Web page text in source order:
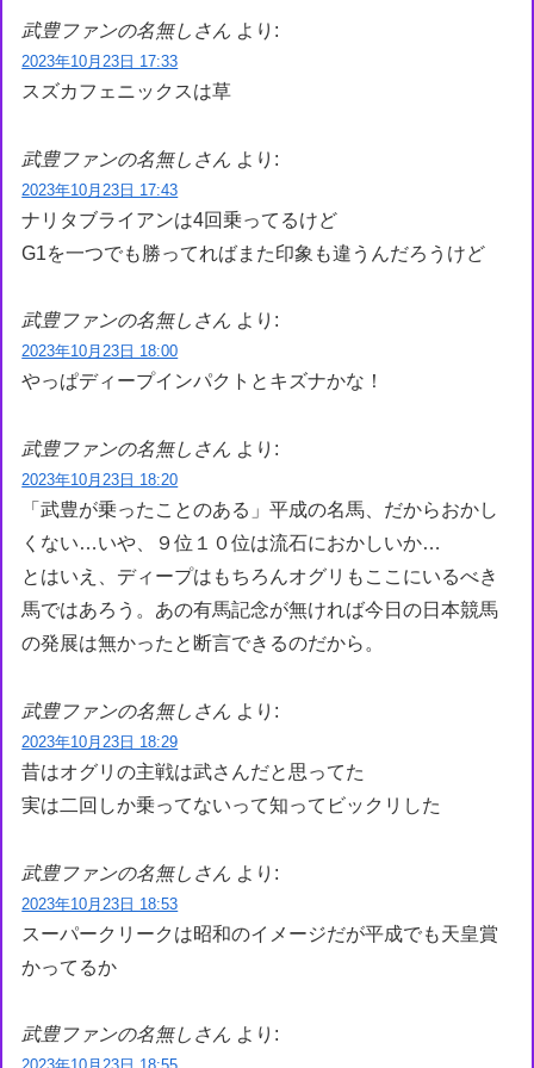
武豊ファンの名無しさん より:
2023年10月23日 17:33
スズカフェニックスは草
武豊ファンの名無しさん より:
2023年10月23日 17:43
ナリタブライアンは4回乗ってるけど
G1を一つでも勝ってればまた印象も違うんだろうけど
武豊ファンの名無しさん より:
2023年10月23日 18:00
やっぱディープインパクトとキズナかな！
武豊ファンの名無しさん より:
2023年10月23日 18:20
「武豊が乗ったことのある」平成の名馬、だからおかし
くない…いや、９位１０位は流石におかしいか…
とはいえ、ディープはもちろんオグリもここにいるべき
馬ではあろう。あの有馬記念が無ければ今日の日本競馬
の発展は無かったと断言できるのだから。
武豊ファンの名無しさん より:
2023年10月23日 18:29
昔はオグリの主戦は武さんだと思ってた
実は二回しか乗ってないって知ってビックリした
武豊ファンの名無しさん より:
2023年10月23日 18:53
スーパークリークは昭和のイメージだが平成でも天皇賞
かってるか
武豊ファンの名無しさん より: